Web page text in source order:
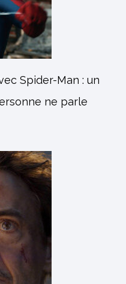
Spider-Man : un
ne parle